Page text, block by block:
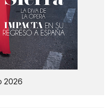
2026